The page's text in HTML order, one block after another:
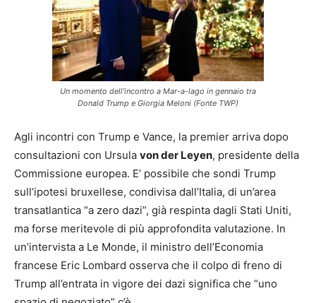
Un momento dell’incontro a Mar-a-lago in gennaio tra
Donald Trump e Giorgia Meloni (Fonte TWP)
Agli incontri con Trump e Vance, la premier arriva dopo
consultazioni con Ursula von der Leyen, presidente della
Commissione europea. E’ possibile che sondi Trump
sull’ipotesi bruxellese, condivisa dall’Italia, di un’area
transatlantica “a zero dazi”, già respinta dagli Stati Uniti,
ma forse meritevole di più approfondita valutazione. In
un’intervista a Le Monde, il ministro dell’Economia
francese Eric Lombard osserva che il colpo di freno di
Trump all’entrata in vigore dei dazi significa che “uno